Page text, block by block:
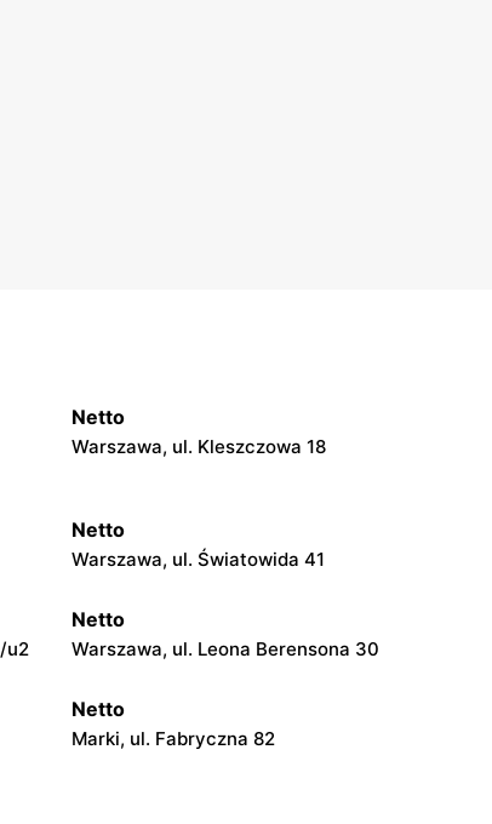
Netto
Warszawa, ul. Kleszczowa 18
Netto
Warszawa, ul. Światowida 41
u2
Netto
Warszawa, ul. Leona Berensona 30
Netto
Marki, ul. Fabryczna 82